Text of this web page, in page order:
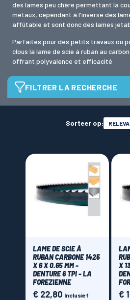
FERS &
LAMES SCIES
des lames peu chère permettant la
métaux, cependant à l'inverse des
affûtable et sont donc des lames
Parfaites pour des petits travaux ou
clous la lame de scie à ruban au
offrant polyvalence et efficacité
FILTRER LA RECHERCHE
Longueur scie à ruban
Breedte
8 mm(3)
25 mm(1)
Brand
MFLS La Forezienne(60)
Sorteer op:
LAME DE SCIE À
RUBAN CARBONE 1425
X 6 X 0.65 MM -
DENTURE 6 TPI - LA
FOREZIENNE
Prijs
€ 22,80 Inclusief
X
€